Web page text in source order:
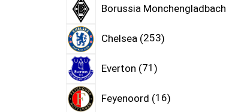
Borussia Monchengladbach
Chelsea 253
Everton 71
Feyenoord 16